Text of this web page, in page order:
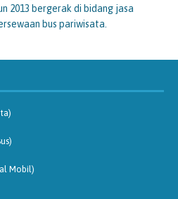
2013 bergerak di bidang jasa
bus pariwisata.
Mobil)